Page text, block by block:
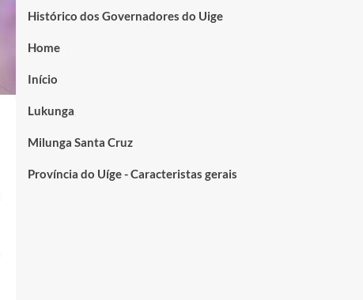
Histórico dos Governadores do Uige
Home
Início
Lukunga
Milunga Santa Cruz
Província do Uíge - Caracteristas gerais